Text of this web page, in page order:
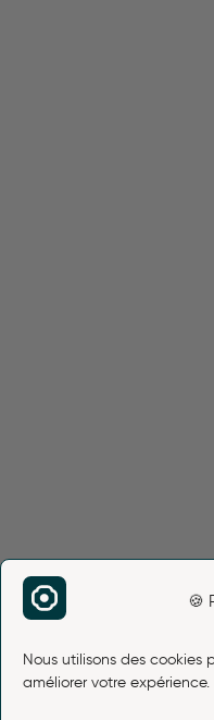
🍪
Nous utilisons des
améliorer votre expérience.